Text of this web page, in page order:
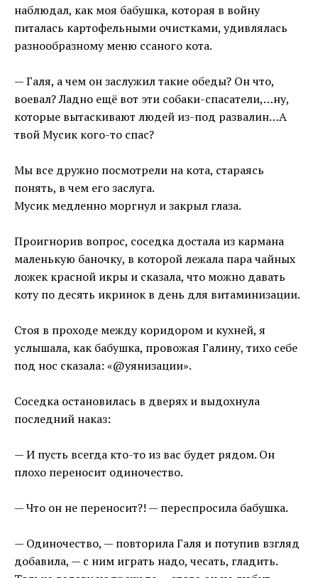
наблюдал, как моя бабушка, которая в войну
питалась картофельными очистками, удивлялась
разнообразному меню ссаного кота.
— Галя, а чем он заслужил такие обеды? Он что,
воевал? Ладно ещё вот эти собаки-спасатели,…ну,
которые вытаскивают людей из-под развалин…А
твой Мусик кого-то спас?
Мы все дружно посмотрели на кота, стараясь
понять, в чем его заслуга.
Мусик медленно моргнул и закрыл глаза.
Проигнорив вопрос, соседка достала из кармана
маленькую баночку, в которой лежала пара чайных
ложек красной икры и сказала, что можно давать
коту по десять икринок в день для витаминизации.
Стоя в проходе между коридором и кухней, я
услышала, как бабушка, провожая Галину, тихо себе
под нос сказала: «@уянизации».
Соседка остановилась в дверях и выдохнула
последний наказ:
— И пусть всегда кто-то из вас будет рядом. Он
плохо переносит одиночество.
— Что он не переносит?! — переспросила бабушка.
— Одиночество, — повторила Галя и потупив взгляд
добавила, — с ним играть надо, чесать, гладить.